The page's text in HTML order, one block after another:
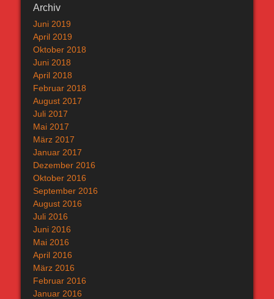
Archiv
Juni 2019
April 2019
Oktober 2018
Juni 2018
April 2018
Februar 2018
August 2017
Juli 2017
Mai 2017
März 2017
Januar 2017
Dezember 2016
Oktober 2016
September 2016
August 2016
Juli 2016
Juni 2016
Mai 2016
April 2016
März 2016
Februar 2016
Januar 2016